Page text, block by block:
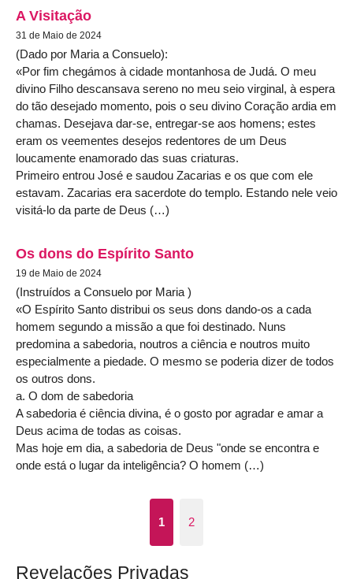
A Visitação
31 de Maio de 2024
(Dado por Maria a Consuelo):
«Por fim chegámos à cidade montanhosa de Judá. O meu
divino Filho descansava sereno no meu seio virginal, à espera
do tão desejado momento, pois o seu divino Coração ardia em
chamas. Desejava dar-se, entregar-se aos homens; estes
eram os veementes desejos redentores de um Deus
loucamente enamorado das suas criaturas.
Primeiro entrou José e saudou Zacarias e os que com ele
estavam. Zacarias era sacerdote do templo. Estando nele veio
visitá-lo da parte de Deus (…)
Os dons do Espírito Santo
19 de Maio de 2024
(Instruídos a Consuelo por Maria )
«O Espírito Santo distribui os seus dons dando-os a cada
homem segundo a missão a que foi destinado. Nuns
predomina a sabedoria, noutros a ciência e noutros muito
especialmente a piedade. O mesmo se poderia dizer de todos
os outros dons.
a. O dom de sabedoria
A sabedoria é ciência divina, é o gosto por agradar e amar a
Deus acima de todas as coisas.
Mas hoje em dia, a sabedoria de Deus "onde se encontra e
onde está o lugar da inteligência? O homem (…)
1 2
Revelações Privadas